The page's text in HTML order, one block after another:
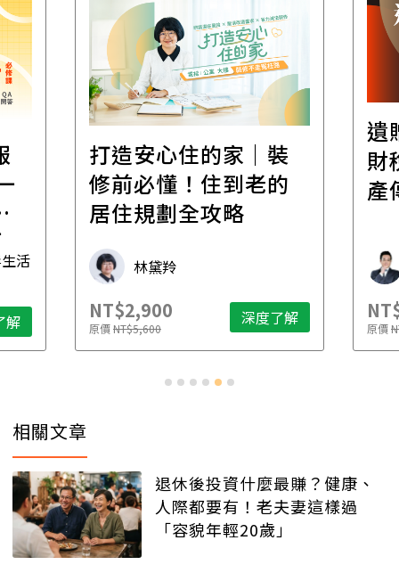
活
解
打造安心住的家｜裝
修前必懂！住到老的
居住規劃全攻略
林黛羚
NT$2,900
原價NT$5,600 深度了解
遺
財
產
原價
相關文章
退休後投資什麼最賺？健康、
人際都要有！老夫妻這樣過
「容貌年輕20歲」